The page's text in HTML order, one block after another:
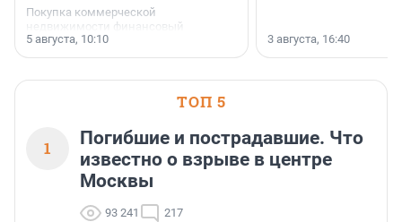
Покупка коммерческой
недвижимости финансовый
инструмент, доступный для многих
предпринимателей. Будь то новый
или готовый арендный бизнес —
успех сделки зависит от правильного
5 августа, 10:10 3 августа, 16:40
ТОП 5
1
Погибшие и пострадавшие. Что
известно о взрыве в центре
Москвы
93 241 217